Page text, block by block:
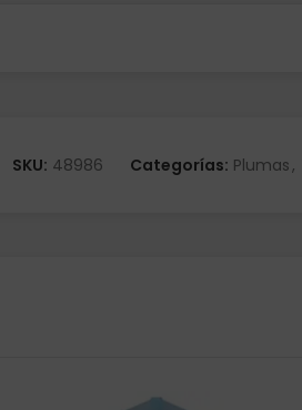
SKU: 48986 Categorías: Plumas,